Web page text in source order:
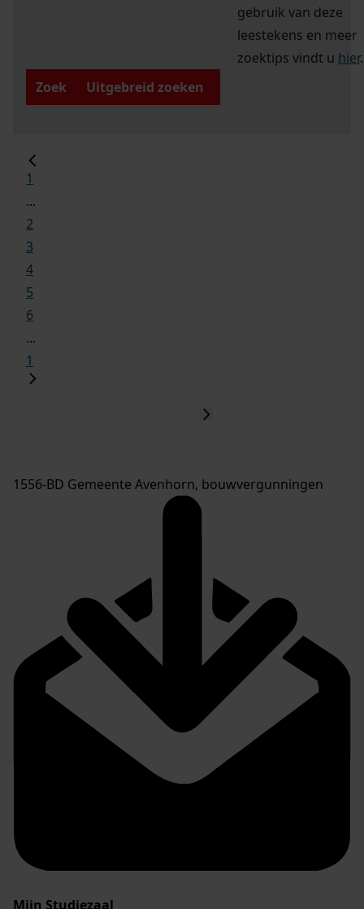
gebruik van deze
leestekens en meer
zoektips vindt u hier.
Zoek
Uitgebreid zoeken
1
...
2
3
4
5
6
...
1
1556-BD Gemeente Avenhorn, bouwvergunningen
Mijn Studiezaal